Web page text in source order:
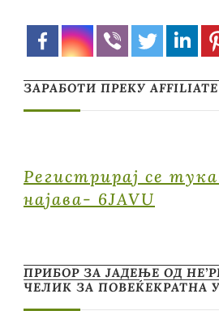
ЗАРАБОТИ ПРЕКУ AFFILIATE
Регистрирај се
најава- 6JAVU
ПРИБОР ЗА ЈАДЕЊЕ ОД
ЧЕЛИК ЗА ПОВЕЌЕКРАТНА